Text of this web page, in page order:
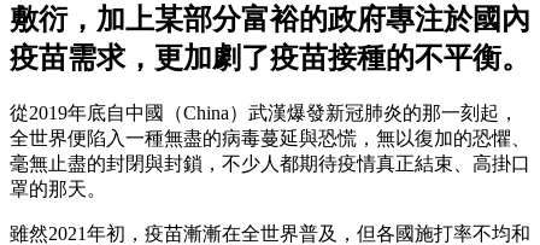
敷衍，加上某部分富裕的政府專注於國內
疫苗需求，更加劇了疫苗接種的不平衡。
從2019年底自中國（China）武漢爆發新冠肺炎的那一刻起，
全世界便陷入一種無盡的病毒蔓延與恐慌，無以復加的恐懼、
毫無止盡的封閉與封鎖，不少人都期待疫情真正結束、高掛口
罩的那天。
雖然2021年初，疫苗漸漸在全世界普及，但各國施打率不均和